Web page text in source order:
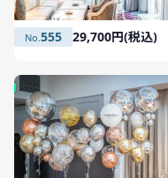
555 29,700円(税込)